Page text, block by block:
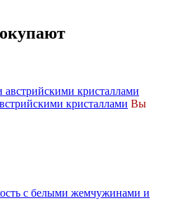
кристаллами Вы